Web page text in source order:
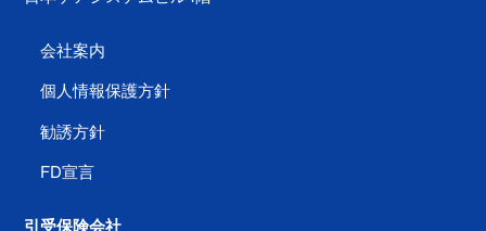
会社案内
個人情報保護方針
勧誘方針
FD宣言
引受保険会社